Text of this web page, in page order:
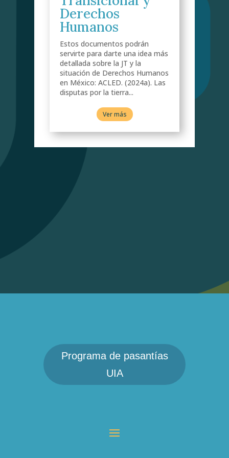
Derechos
Humanos
Estos documentos podrán
servirte para darte una idea más
detallada sobre la JT y la
situación de Derechos Humanos
en México: ACLED. (2024a). Las
disputas por la tierra...
Ver más
Programa de pasantías
UIA